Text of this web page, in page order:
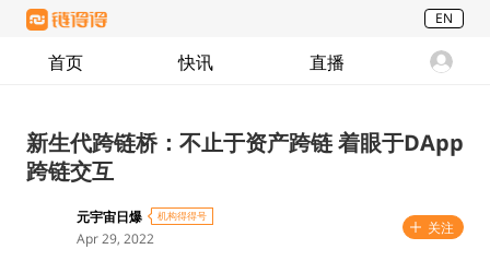
EN
首页 快讯 直播
新生代跨链桥：不止于资产跨链 着眼于DApp
跨链交互
元宇宙日爆 机构得得号
Apr 29, 2022
关注